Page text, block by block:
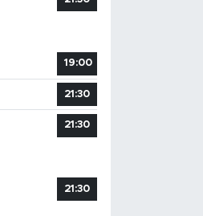
19:00
21:30
21:30
21:30